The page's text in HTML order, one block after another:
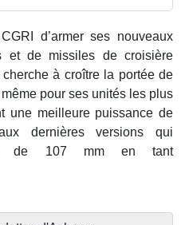
d’armer ses nouveaux
et de missiles de croisière
à croître la portée de
pour ses unités les plus
une meilleure puissance de
dernières versions qui
de 107 mm en tant